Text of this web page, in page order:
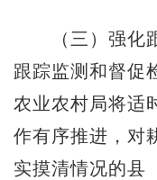
（三）强化
跟踪监测和督促
农业农村局将适
作有序推进，对
实摸清情况的县